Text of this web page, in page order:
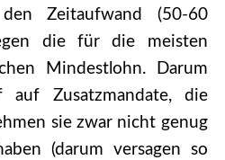
Zeitaufwand (50-60
die für die meisten
Mindestlohn. Darum
Zusatzmandate, die
sie zwar nicht genug
(darum versagen so